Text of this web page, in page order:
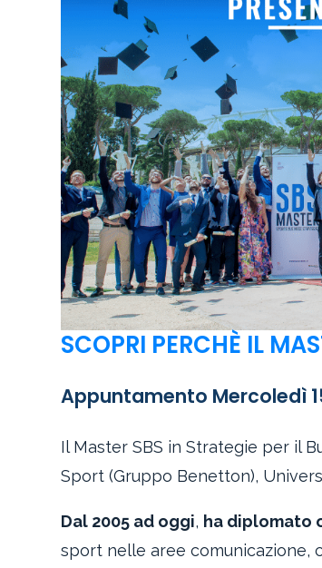
SCOPRI PERCHÈ IL
Appuntamento Mercoledì
Il Master SBS in Strategie per il
Sport (Gruppo Benetton),
Dal 2005 ad oggi, ha diplomato
sport nelle aree comunicazione,